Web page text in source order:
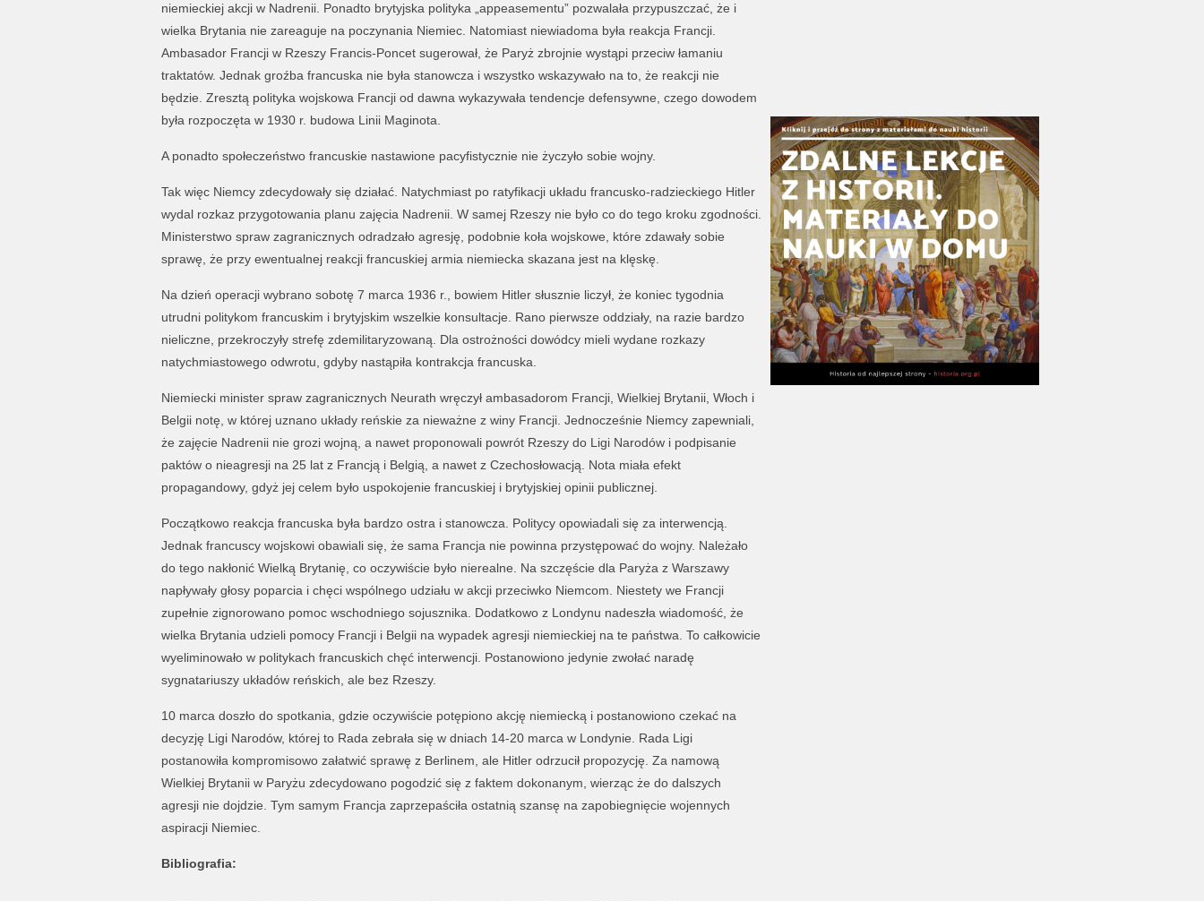
niemieckiej akcji w Nadrenii. Ponadto brytyjska polityka „appeasementu” pozwalała przypuszczać, że i
wielka Brytania nie zareaguje na poczynania Niemiec. Natomiast niewiadoma była reakcja Francji.
Ambasador Francji w Rzeszy Francis-Poncet sugerował, że Paryż zbrojnie wystąpi przeciw łamaniu
traktatów. Jednak groźba francuska nie była stanowcza i wszystko wskazywało na to, że reakcji nie
będzie. Zresztą polityka wojskowa Francji od dawna wykazywała tendencje defensywne, czego dowodem
była rozpoczęta w 1930 r. budowa Linii Maginota.
A ponadto społeczeństwo francuskie nastawione pacyfistycznie nie życzyło sobie wojny.
Tak więc Niemcy zdecydowały się działać. Natychmiast po ratyfikacji układu francusko-radzieckiego Hitler
wydal rozkaz przygotowania planu zajęcia Nadrenii. W samej Rzeszy nie było co do tego kroku zgodności.
Ministerstwo spraw zagranicznych odradzało agresję, podobnie koła wojskowe, które zdawały sobie
sprawę, że przy ewentualnej reakcji francuskiej armia niemiecka skazana jest na klęskę.
Na dzień operacji wybrano sobotę 7 marca 1936 r., bowiem Hitler słusznie liczył, że koniec tygodnia
utrudni politykom francuskim i brytyjskim wszelkie konsultacje. Rano pierwsze oddziały, na razie bardzo
nieliczne, przekroczyły strefę zdemilitaryzowaną. Dla ostrożności dowódcy mieli wydane rozkazy
natychmiastowego odwrotu, gdyby nastąpiła kontrakcja francuska.
Niemiecki minister spraw zagranicznych Neurath wręczył ambasadorom Francji, Wielkiej Brytanii, Włoch i
Belgii notę, w której uznano układy reńskie za nieważne z winy Francji. Jednocześnie Niemcy zapewniali,
że zajęcie Nadrenii nie grozi wojną, a nawet proponowali powrót Rzeszy do Ligi Narodów i podpisanie
paktów o nieagresji na 25 lat z Francją i Belgią, a nawet z Czechosłowacją. Nota miała efekt
propagandowy, gdyż jej celem było uspokojenie francuskiej i brytyjskiej opinii publicznej.
Początkowo reakcja francuska była bardzo ostra i stanowcza. Politycy opowiadali się za interwencją.
Jednak francuscy wojskowi obawiali się, że sama Francja nie powinna przystępować do wojny. Należało
do tego nakłonić Wielką Brytanię, co oczywiście było nierealne. Na szczęście dla Paryża z Warszawy
napływały głosy poparcia i chęci wspólnego udziału w akcji przeciwko Niemcom. Niestety we Francji
zupełnie zignorowano pomoc wschodniego sojusznika. Dodatkowo z Londynu nadeszła wiadomość, że
wielka Brytania udzieli pomocy Francji i Belgii na wypadek agresji niemieckiej na te państwa. To całkowicie
wyeliminowało w politykach francuskich chęć interwencji. Postanowiono jedynie zwołać naradę
sygnatariuszy układów reńskich, ale bez Rzeszy.
10 marca doszło do spotkania, gdzie oczywiście potępiono akcję niemiecką i postanowiono czekać na
decyzję Ligi Narodów, której to Rada zebrała się w dniach 14-20 marca w Londynie. Rada Ligi
postanowiła kompromisowo załatwić sprawę z Berlinem, ale Hitler odrzucił propozycję. Za namową
Wielkiej Brytanii w Paryżu zdecydowano pogodzić się z faktem dokonanym, wierząc że do dalszych
agresji nie dojdzie. Tym samym Francja zaprzepaściła ostatnią szansę na zapobiegnięcie wojennych
aspiracji Niemiec.
Bibliografia: